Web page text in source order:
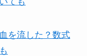
を流した？数式